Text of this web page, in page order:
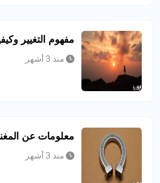
مفهوم التغيير
منذ 3 أشهر
معلومات عن
منذ 3 أشهر